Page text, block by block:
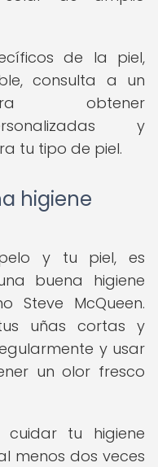
de la piel,
consulta a un
obtener
y
tu tipo de piel.
higiene
y tu piel, es
buena higiene
Steve McQueen.
uñas cortas y
y usar
un olor fresco
cuidar tu higiene
menos dos veces